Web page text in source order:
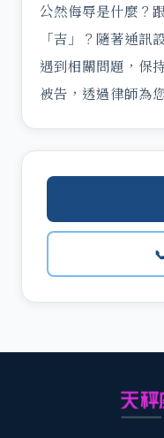
公然侮辱是什麼？
「吉」？隨著通訊
遇到相關問題，保
被告，透過律師為